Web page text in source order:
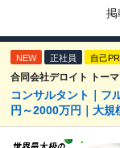
掲
NEW 正社員 自己
合同会社デロイト トー
コンサルタント｜フ
円～2000万円｜大